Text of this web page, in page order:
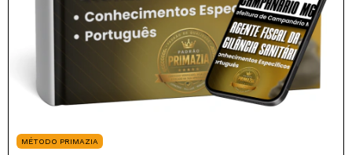
MÉTODO PRIMAZIA